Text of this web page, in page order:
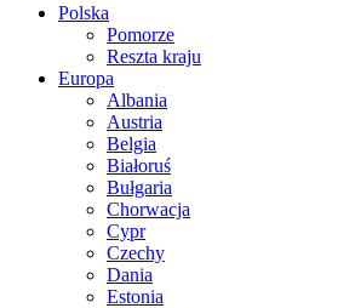
Polska
Pomorze
Reszta kraju
Europa
Albania
Austria
Belgia
Białoruś
Bułgaria
Chorwacja
Cypr
Czechy
Dania
Estonia